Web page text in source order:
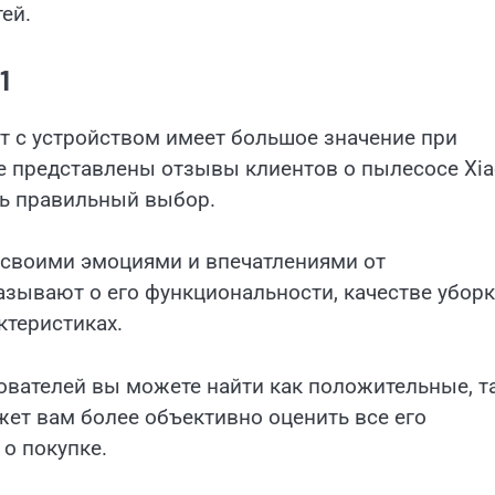
с устройством имеет большое значение при
представлены отзывы клиентов о пылесосе
правильный выбор.
эмоциями и впечатлениями от
о его функциональности, качестве
вы можете найти как положительные,
вам более объективно оценить все его
покупке.